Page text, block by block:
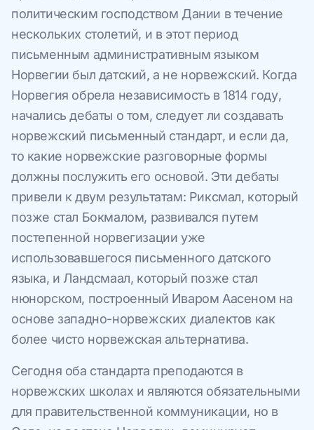
политическим господством Дании в течение
нескольких столетий, и в этот период
письменным административным языком
Норвегии был датский, а не норвежский. Когда
Норвегия обрела независимость в 1814 году,
начались дебаты о том, следует ли создавать
норвежский письменный стандарт, и если да,
то какие норвежские разговорные формы
должны послужить его основой. Эти дебаты
привели к двум результатам: Риксмал, который
позже стал Бокмалом, развивался путем
постепенной норвегизации уже
использовавшегося письменного датского
языка, и Ландсмаал, который позже стал
нюнорском, построенный Иваром Аасеном на
основе западно-норвежских диалектов как
более чисто норвежская альтернатива.
Сегодня оба стандарта преподаются в
норвежских школах и являются обязательными
для правительственной коммуникации, но в